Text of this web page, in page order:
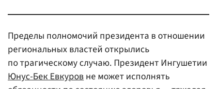
Пределы полномочий президента в отношении
региональных властей открылись
по трагическому случаю. Президент Ингушетии
Юнус-Бек Евкуров не может исполнять